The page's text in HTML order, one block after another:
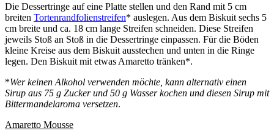
Die Dessertringe auf eine Platte stellen und den Rand mit 5 cm
breiten Tortenrandfolienstreifen* auslegen. Aus dem Biskuit sechs 5
cm breite und ca. 18 cm lange Streifen schneiden. Diese Streifen
jeweils Stoß an Stoß in die Dessertringe einpassen. Für die Böden
kleine Kreise aus dem Biskuit ausstechen und unten in die Ringe
legen. Den Biskuit mit etwas Amaretto tränken*.
*Wer keinen Alkohol verwenden möchte, kann alternativ einen
Sirup aus 75 g Zucker und 50 g Wasser kochen und diesen Sirup mit
Bittermandelaroma versetzen.
Amaretto Mousse